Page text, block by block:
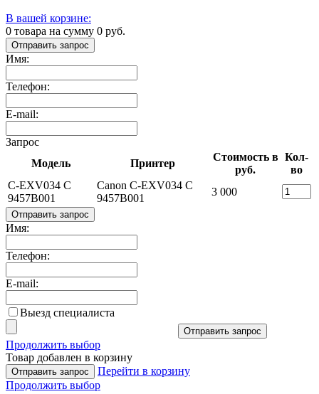
В вашей корзине:
0 товара на сумму 0 руб.
Отправить запрос
Имя:
Телефон:
E-mail:
Запрос
Модель
Принтер
Стоимость в
руб.
Кол-
во
C-EXV034 C
9457B001
Canon C-EXV034 C
9457B001
3 000
Отправить запрос
Имя:
Телефон:
E-mail:
Выезд специалиста
Отправить запрос
Продолжить выбор
Товар добавлен в корзину
Отправить запрос
Перейти в корзину
Продолжить выбор